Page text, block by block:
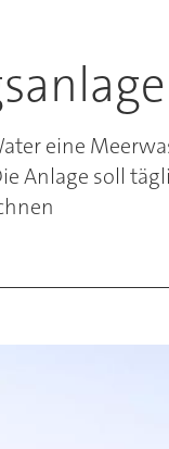
eine
Anlage soll